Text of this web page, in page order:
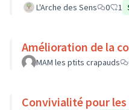
L'Arche des Sens 0 1
Amélioration de la
MAM les ptits crapauds
Convivialité pour